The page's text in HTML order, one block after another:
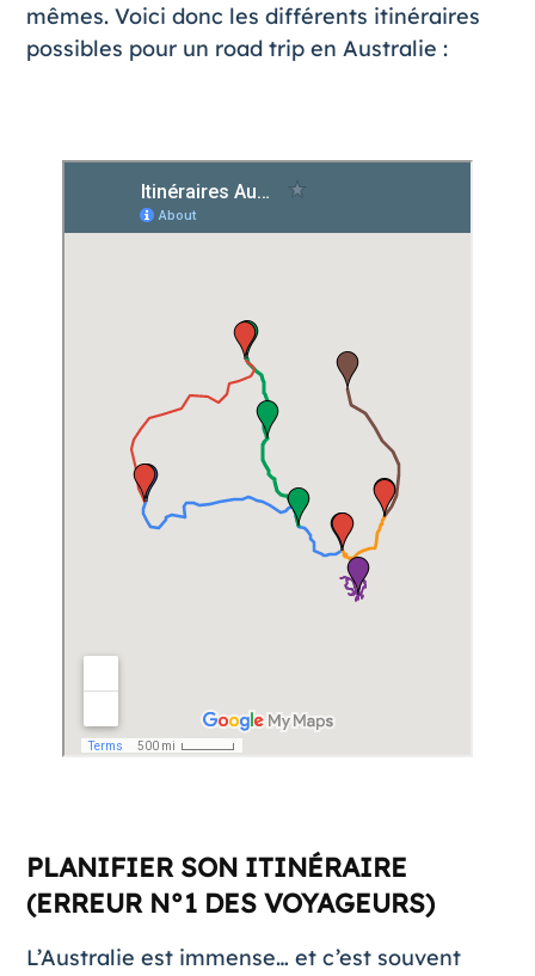
mêmes. Voici donc les différents itinéraires
possibles pour un road trip en Australie :
PLANIFIER SON ITINÉRAIRE
(ERREUR N°1 DES VOYAGEURS)
L’Australie est immense… et c’est souvent